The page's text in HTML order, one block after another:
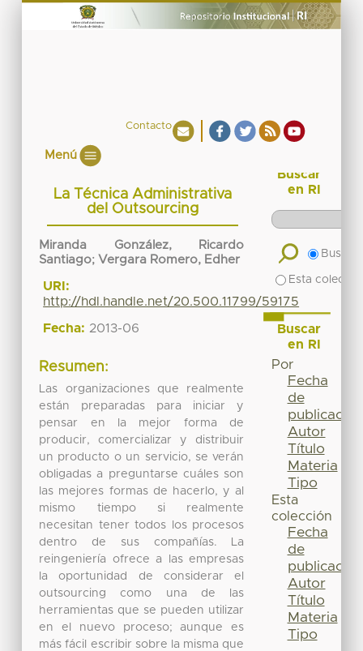
Contacto
Menú
La Técnica Administrativa
del Outsourcing
Miranda González, Ricardo
Santiago; Vergara Romero, Edher
URI:
http://hdl.handle.net/20.500.11799/59175
Fecha: 2013-06
Resumen:
Las organizaciones que realmente
están preparadas para iniciar y
pensar en la mejor forma de
producir, comercializar y distribuir
un producto o un servicio, se verán
obligadas a preguntarse cuáles son
las mejores formas de hacerlo, y al
mismo tiempo si realmente
necesitan tener todos los procesos
dentro de sus compañías. La
reingeniería ofrece a las empresas
la oportunidad de considerar el
outsourcing como una de las
herramientas que se pueden utilizar
en el nuevo proceso; aunque es
más fácil escribir sobre la misma que
Buscar
en RI
Buscar
Esta
Buscar
en RI
Por
Fecha
de
publicación
Autor
Título
Materia
Tipo
Esta
colección
Fecha
de
publicación
Autor
Título
Materia
Tipo